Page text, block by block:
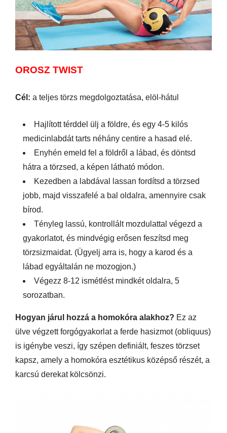
OROSZ TWIST
Cél: a teljes törzs megdolgoztatása, elöl-hátul
Hajlított térddel ülj a földre, és egy 4-5 kilós
medicinlabdát tarts néhány centire a hasad elé.
Enyhén emeld fel a földről a lábad, és döntsd
hátra a törzsed, a képen látható módon.
Kezedben a labdával lassan fordítsd a törzsed
jobb, majd visszafelé a bal oldalra, amennyire csak
bírod.
Tényleg lassú, kontrollált mozdulattal végezd a
gyakorlatot, és mindvégig erősen feszítsd meg
törzsizmaidat. (Ügyelj arra is, hogy a karod és a
lábad egyáltalán ne mozogjon.)
Végezz 8-12 ismétlést mindkét oldalra, 5
sorozatban.
Hogyan járul hozzá a homokóra alakhoz? Ez az
ülve végzett forgógyakorlat a ferde hasizmot (obliquus)
is igénybe veszi, így szépen definiált, feszes törzset
kapsz, amely a homokóra esztétikus középső részét, a
karcsú derekat kölcsönzi.